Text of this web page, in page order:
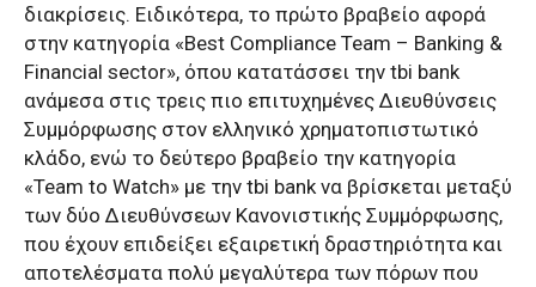
διακρίσεις. Ειδικότερα, το πρώτο βραβείο αφορά
στην κατηγορία «Best Compliance Team – Banking &
Financial sector», όπου κατατάσσει την tbi bank
ανάμεσα στις τρεις πιο επιτυχημένες Διευθύνσεις
Συμμόρφωσης στον ελληνικό χρηματοπιστωτικό
κλάδο, ενώ το δεύτερο βραβείο την κατηγορία
«Team to Watch» με την tbi bank να βρίσκεται μεταξύ
των δύο Διευθύνσεων Κανονιστικής Συμμόρφωσης,
που έχουν επιδείξει εξαιρετική δραστηριότητα και
αποτελέσματα πολύ μεγαλύτερα των πόρων που